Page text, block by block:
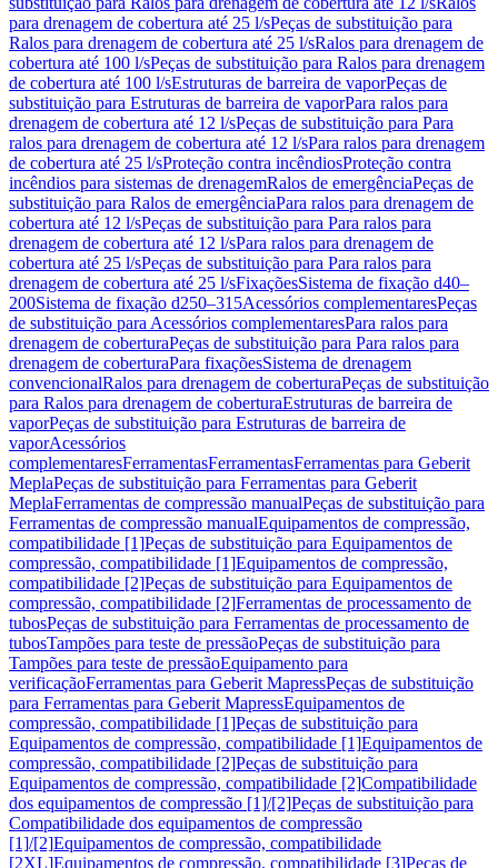
para drenagem de cobertura até 25 l/sPeças de substituição para
Ralos para drenagem de cobertura até 25 l/sRalos para drenagem de
cobertura até 100 l/sPeças de substituição para Ralos para drenagem
de cobertura até 100 l/sEstruturas de barreira de vaporPeças de
substituição para Estruturas de barreira de vaporPara ralos para
drenagem de cobertura até 12 l/sPeças de substituição para Para
ralos para drenagem de cobertura até 12 l/sPara ralos para drenagem
de cobertura até 25 l/sProteção contra incêndiosProteção contra
incêndios para sistemas de drenagemRalos de emergênciaPeças de
substituição para Ralos de emergênciaPara ralos para drenagem de
cobertura até 12 l/sPeças de substituição para Para ralos para
drenagem de cobertura até 12 l/sPara ralos para drenagem de
cobertura até 25 l/sPeças de substituição para Para ralos para
drenagem de cobertura até 25 l/sFixaçõesSistema de fixação d40–
200Sistema de fixação d250–315Acessórios complementaresPeças
de substituição para Acessórios complementaresPara ralos para
drenagem de coberturaPeças de substituição para Para ralos para
drenagem de coberturaPara fixaçõesSistema de drenagem
convencionalRalos para drenagem de coberturaPeças de substituição
para Ralos para drenagem de coberturaEstruturas de barreira de
vaporPeças de substituição para Estruturas de barreira de
vaporAcessórios
complementaresFerramentasFerramentasFerramentas para Geberit
MeplaPeças de substituição para Ferramentas para Geberit
MeplaFerramentas de compressão manualPeças de substituição para
Ferramentas de compressão manualEquipamentos de compressão,
compatibilidade [1]Peças de substituição para Equipamentos de
compressão, compatibilidade [1]Equipamentos de compressão,
compatibilidade [2]Peças de substituição para Equipamentos de
compressão, compatibilidade [2]Ferramentas de processamento de
tubosPeças de substituição para Ferramentas de processamento de
tubosTampões para teste de pressãoPeças de substituição para
Tampões para teste de pressãoEquipamento para
verificaçãoFerramentas para Geberit MapressPeças de substituição
para Ferramentas para Geberit MapressEquipamentos de
compressão, compatibilidade [1]Peças de substituição para
Equipamentos de compressão, compatibilidade [1]Equipamentos de
compressão, compatibilidade [2]Peças de substituição para
Equipamentos de compressão, compatibilidade [2]Compatibilidade
dos equipamentos de compressão [1]/[2]Peças de substituição para
Compatibilidade dos equipamentos de compressão
[1]/[2]Equipamentos de compressão, compatibilidade
[2XL]Equipamentos de compressão, compatibilidade [3]Peças de